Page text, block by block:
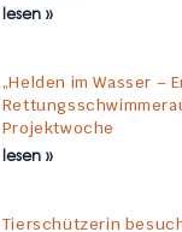
lesen »
„Helden im Wasser –
Projektwoche
lesen »
Tierschützerin